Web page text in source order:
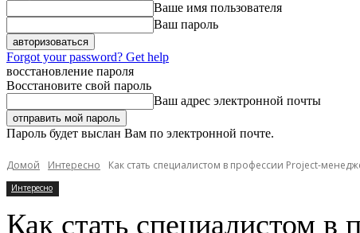
Ваше имя пользователя
Ваш пароль
Forgot your password? Get help
восстановление пароля
Восстановите свой пароль
Ваш адрес электронной почты
Пароль будет выслан Вам по электронной почте.
Домой Интересно Как стать специалистом в профессии Project-
Интересно
Как стать специалистом